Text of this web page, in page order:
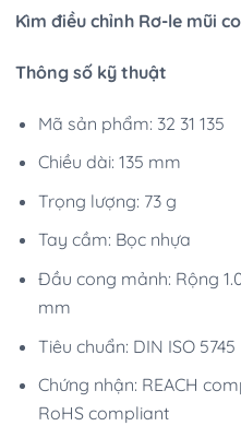
Kìm điều chỉnh Rơ-le mũi
Thông số kỹ thuật
Mã sản phẩm: 32 31 135
Chiều dài: 135 mm
Trọng lượng: 73 g
Tay cầm: Bọc nhựa
Đầu cong mảnh: Rộng
mm
Tiêu chuẩn: DIN ISO 5745
Chứng nhận: REACH
RoHS compliant